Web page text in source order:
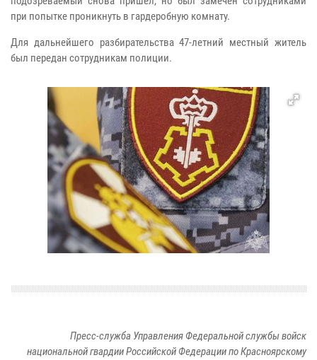
при попытке проникнуть в гардеробную комнату.
Для дальнейшего разбирательства 47-летний местный житель
был передан сотрудникам полиции.
Пресс-служба Управления Федеральной службы войск
национальной гвардии Российской Федерации по Красноярскому